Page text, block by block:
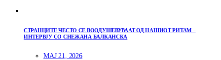
СТРАНЦИТЕ ЧЕСТО СЕ ВООДУШЕВУВААТ ОД НАШИОТ РИТАМ –
ИНТЕРВЈУ СО СНЕЖАНА БАЛКАНСКА
МАЈ 21, 2026